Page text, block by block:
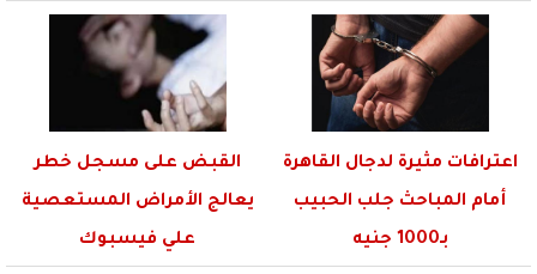
الإسكندرية
اعترافات مثيرة لدجال القاهرة
أمام المباحث جلب الحبيب
بـ1000 جنيه
القبض على مسجل خطر
يعالج الأمراض المستعصية
علي فيسبوك